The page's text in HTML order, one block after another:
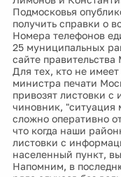
Подмосковья
получить справки о
Номера телефонов
25 муниципальных
сайте
Для тех, кто не
министра печати
привозят листовки
чиновник, "ситуация
сложно оперативно
что когда наши
листовки с
населенный пункт,
Напомним, в